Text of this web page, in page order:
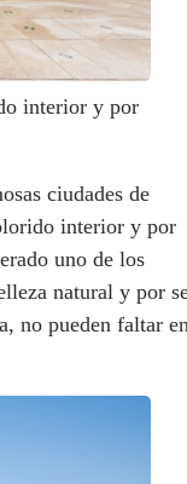
interior y por
ciudades de
interior y por
uno de los
natural y por
no pueden faltar